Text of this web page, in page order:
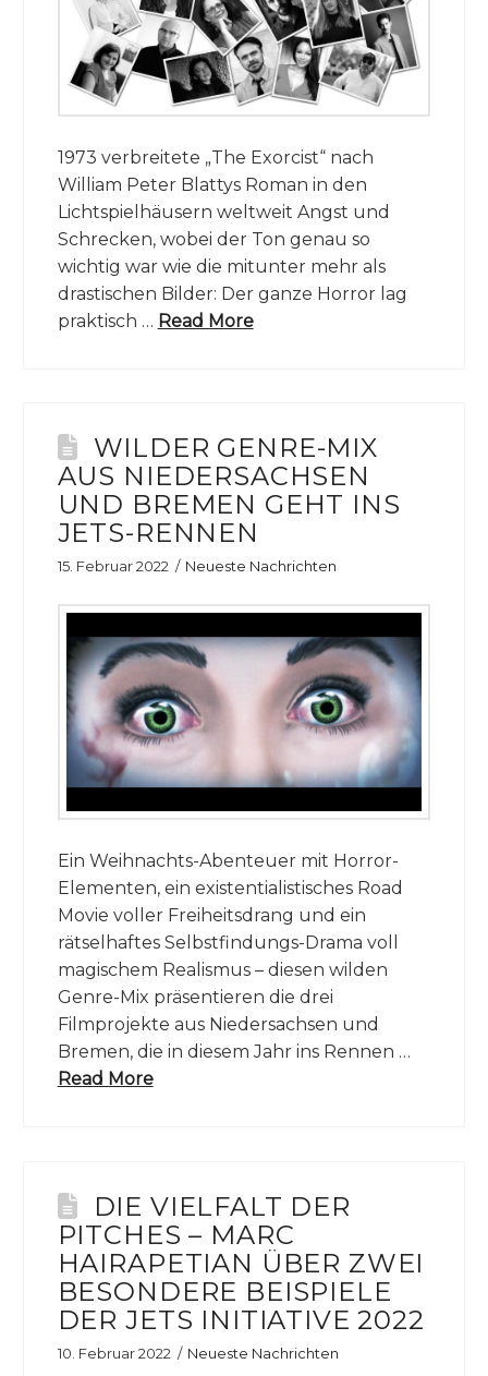
1973 verbreitete „The Exorcist“ nach
William Peter Blattys Roman in den
Lichtspielhäusern weltweit Angst und
Schrecken, wobei der Ton genau so
wichtig war wie die mitunter mehr als
drastischen Bilder: Der ganze Horror lag
praktisch … Read More
WILDER GENRE-MIX
AUS NIEDERSACHSEN
UND BREMEN GEHT INS
JETS-RENNEN
15. Februar 2022 Neueste Nachrichten
Ein Weihnachts-Abenteuer mit Horror-
Elementen, ein existentialistisches Road
Movie voller Freiheitsdrang und ein
rätselhaftes Selbstfindungs-Drama voll
magischem Realismus – diesen wilden
Genre-Mix präsentieren die drei
Filmprojekte aus Niedersachsen und
Bremen, die in diesem Jahr ins Rennen …
Read More
DIE VIELFALT DER
PITCHES – MARC
HAIRAPETIAN ÜBER ZWEI
BESONDERE BEISPIELE
DER JETS INITIATIVE 2022
10. Februar 2022 Neueste Nachrichten